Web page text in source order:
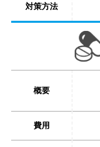
対策方法
概要
費用